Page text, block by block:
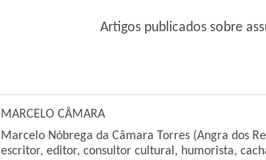
Artigos publicados sobre
MARCELO CÂMARA
Marcelo Nóbrega da Câmara Torres (Angra dos
escritor, editor, consultor cultural, humorista,